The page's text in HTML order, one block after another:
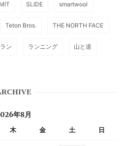
SLIDE smartwool
Teton Bros. THE NORTH FACE
ン ランニング 山と道
年8月
木 金 土 日